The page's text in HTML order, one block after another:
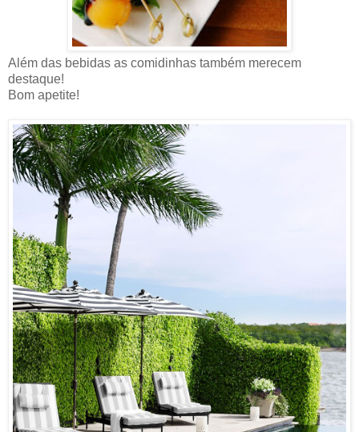
Além das bebidas as comidinhas também merecem
destaque!
Bom apetite!